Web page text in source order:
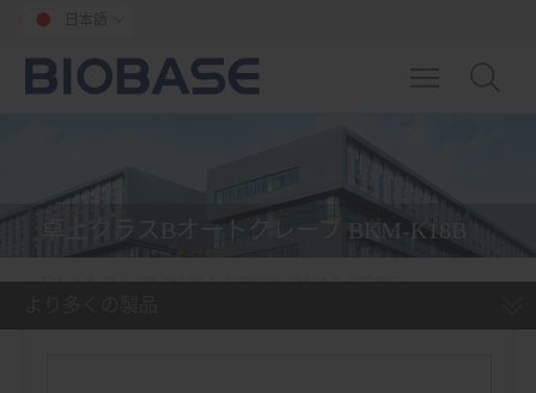
卓上クラスBオートクレーブ BKM-K18B
BKM-Z18B BKM-K23B BKM-Z23B